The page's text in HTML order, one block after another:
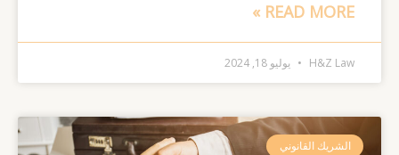
READ MORE »
H&Z Law يوليو 18, 2024
الشريك القانوني